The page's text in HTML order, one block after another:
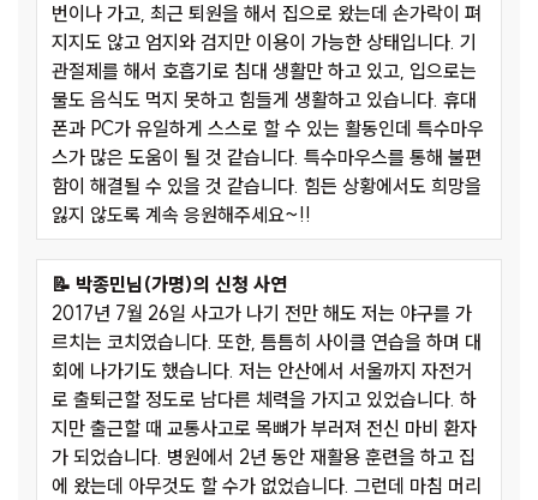
번이나 가고, 최근 퇴원을 해서 집으로 왔는데 손가락이 펴
지지도 않고 엄지와 검지만 이용이 가능한 상태입니다. 기
관절제를 해서 호흡기로 침대 생활만 하고 있고, 입으로는
물도 음식도 먹지 못하고 힘들게 생활하고 있습니다. 휴대
폰과 PC가 유일하게 스스로 할 수 있는 활동인데 특수마우
스가 많은 도움이 될 것 같습니다. 특수마우스를 통해 불편
함이 해결될 수 있을 것 같습니다. 힘든 상황에서도 희망을
잃지 않도록 계속 응원해주세요~!!
📝 박종민님(가명)의 신청 사연
2017년 7월 26일 사고가 나기 전만 해도 저는 야구를 가
르치는 코치였습니다. 또한, 틈틈히 사이클 연습을 하며 대
회에 나가기도 했습니다. 저는 안산에서 서울까지 자전거
로 출퇴근할 정도로 남다른 체력을 가지고 있었습니다. 하
지만 출근할 때 교통사고로 목뼈가 부러져 전신 마비 환자
가 되었습니다. 병원에서 2년 동안 재활용 훈련을 하고 집
에 왔는데 아무것도 할 수가 없었습니다. 그런데 마침 머리